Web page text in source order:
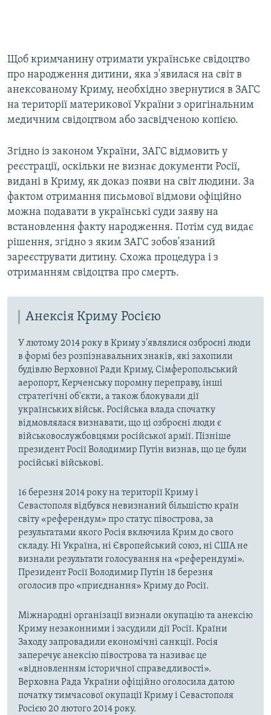
Щоб кримчанину отримати українське свідоцтво
про народження дитини, яка з'явилася на світ в
анексованому Криму, необхідно звернутися в ЗАГС
на території материкової України з оригінальним
медичним свідоцтвом або засвідченою копією.
Згідно із законом України, ЗАГС відмовить у
реєстрації, оскільки не визнає документи Росії,
видані в Криму, як доказ появи на світ людини. За
фактом отримання письмової відмови офіційно
можна подавати в українські суди заяву на
встановлення факту народження. Потім суд видає
рішення, згідно з яким ЗАГС зобов'язаний
зареєструвати дитину. Схожа процедура і з
отриманням свідоцтва про смерть.
Анексія Криму Росією
У лютому 2014 року в Криму з'являлися озброєні люди
в формі без розпізнавальних знаків, які захопили
будівлю Верховної Ради Криму, Сімферопольський
аеропорт, Керченську поромну переправу, інші
стратегічні об'єкти, а також блокували дії
українських військ. Російська влада спочатку
відмовлялася визнавати, що ці озброєні люди є
військовослужбовцями російської армії. Пізніше
президент Росії Володимир Путін визнав, що це були
російські військові.
16 березня 2014 року на території Криму і
Севастополя відбувся невизнаний більшістю країн
світу «референдум» про статус півострова, за
результатами якого Росія включила Крим до свого
складу. Ні Україна, ні Європейський союз, ні США не
визнали результати голосування на «референдумі».
Президент Росії Володимир Путін 18 березня
оголосив про «приєднання» Криму до Росії.
Міжнародні організації визнали окупацію та анексію
Криму незаконними і засудили дії Росії. Країни
Заходу запровадили економічні санкції. Росія
заперечує анексію півострова та називає це
«відновленням історичної справедливості».
Верховна Рада України офіційно оголосила датою
початку тимчасової окупації Криму і Севастополя
Росією 20 лютого 2014 року.